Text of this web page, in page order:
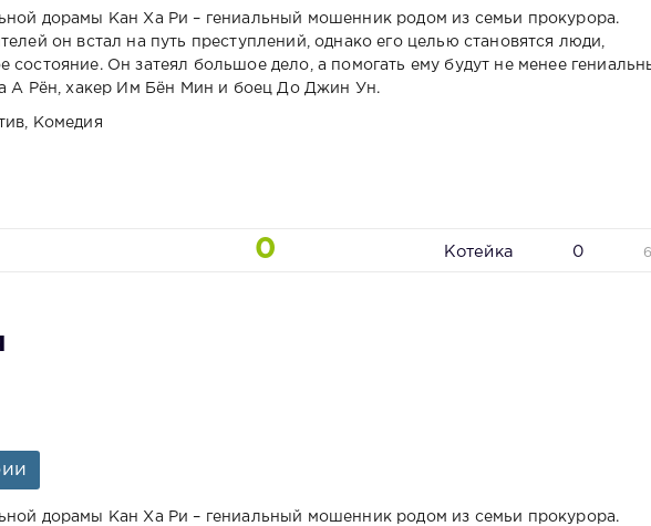
дорамы Кан Ха Ри – гениальный мошенник родом из семьи прокурора.
он встал на путь преступлений, однако его целью становятся люди,
состояние. Он затеял большое дело, а помогать ему будут не менее
А Рён, хакер Им Бён Мин и боец До Джин Ун.
Комедия
0 Котейка 0
дорамы Кан Ха Ри – гениальный мошенник родом из семьи прокурора.